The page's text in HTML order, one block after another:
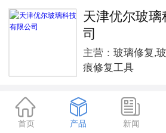
天津优尔玻璃
司
主营： 玻璃修复,
痕修复工具

首页

产品

新闻